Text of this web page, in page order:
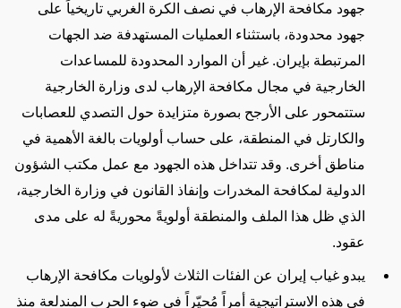
جهود مكافحة الإرهاب في نصف الكرة الغربي تاريخياً على
جهود محدودة، باستثناء العمليات المستهدفة ضد الجهات
المرتبطة بإيران. غير أن الموارد المحدودة للمساعدات
الخارجية في مجال مكافحة الإرهاب لدى وزارة الخارجية
ستتمحور على الأرجح بصورة متزايدة حول التصدي للعصابات
والكارتل في المنطقة، على حساب أولويات بالغة الأهمية في
مناطق أخرى. وقد تتداخل هذه الجهود مع عمل مكتب الشؤون
الدولية لمكافحة المخدرات وإنفاذ القانون في وزارة الخارجية،
الذي ظل هذا الملف والمنطقة أولويةً محوريةً له على مدى
عقود.
يبدو غياب إيران عن الفئات الثلاث لأولويات مكافحة الإرهاب
في هذه الاستراتيجية أمراً مُحيّراً في ضوء الحرب المندلعة منذ